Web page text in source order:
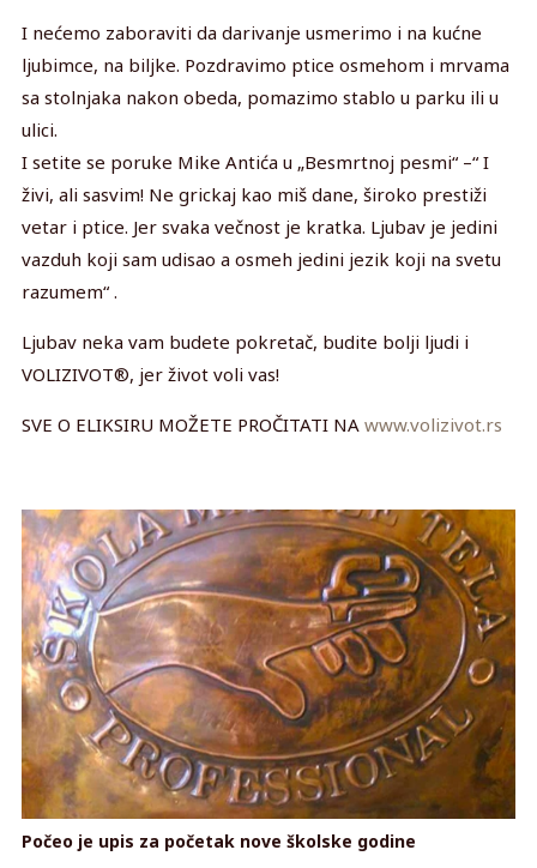
I nećemo zaboraviti da darivanje usmerimo i na kućne
ljubimce, na biljke. Pozdravimo ptice osmehom i mrvama
sa stolnjaka nakon obeda, pomazimo stablo u parku ili u
ulici.
I setite se poruke Mike Antića u „Besmrtnoj pesmi“ –“ I
živi, ali sasvim! Ne grickaj kao miš dane, široko prestiži
vetar i ptice. Jer svaka večnost je kratka. Ljubav je jedini
vazduh koji sam udisao a osmeh jedini jezik koji na svetu
razumem“ .
Ljubav neka vam budete pokretač, budite bolji ljudi i
VOLIZIVOT®, jer život voli vas!
SVE O ELIKSIRU MOŽETE PROČITATI NA www.volizivot.rs
Počeo je upis za početak nove školske godine